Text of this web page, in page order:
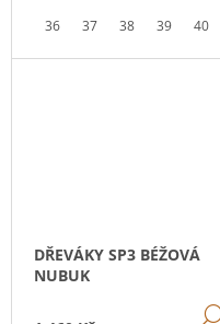
36 37 38 39 40
DŘEVÁKY SP3 BÉŽOVÁ
NUBUK